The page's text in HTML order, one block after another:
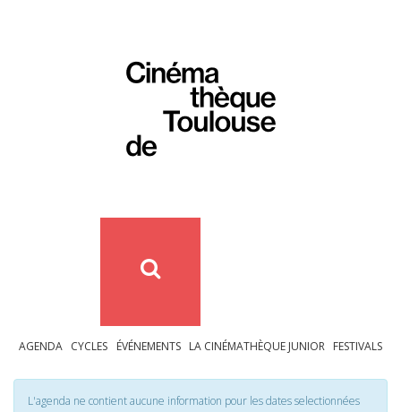
AGENDA CYCLES ÉVÉNEMENTS LA CINÉMATHÈQUE JUNIOR FESTIVALS
L'agenda ne contient aucune information pour les dates selectionnées